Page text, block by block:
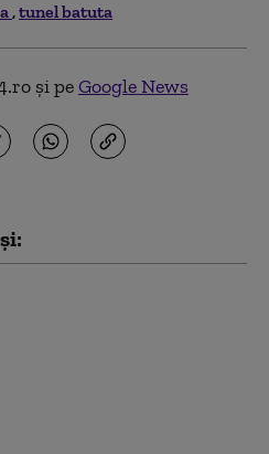
tunel batuta
și peGoogle News